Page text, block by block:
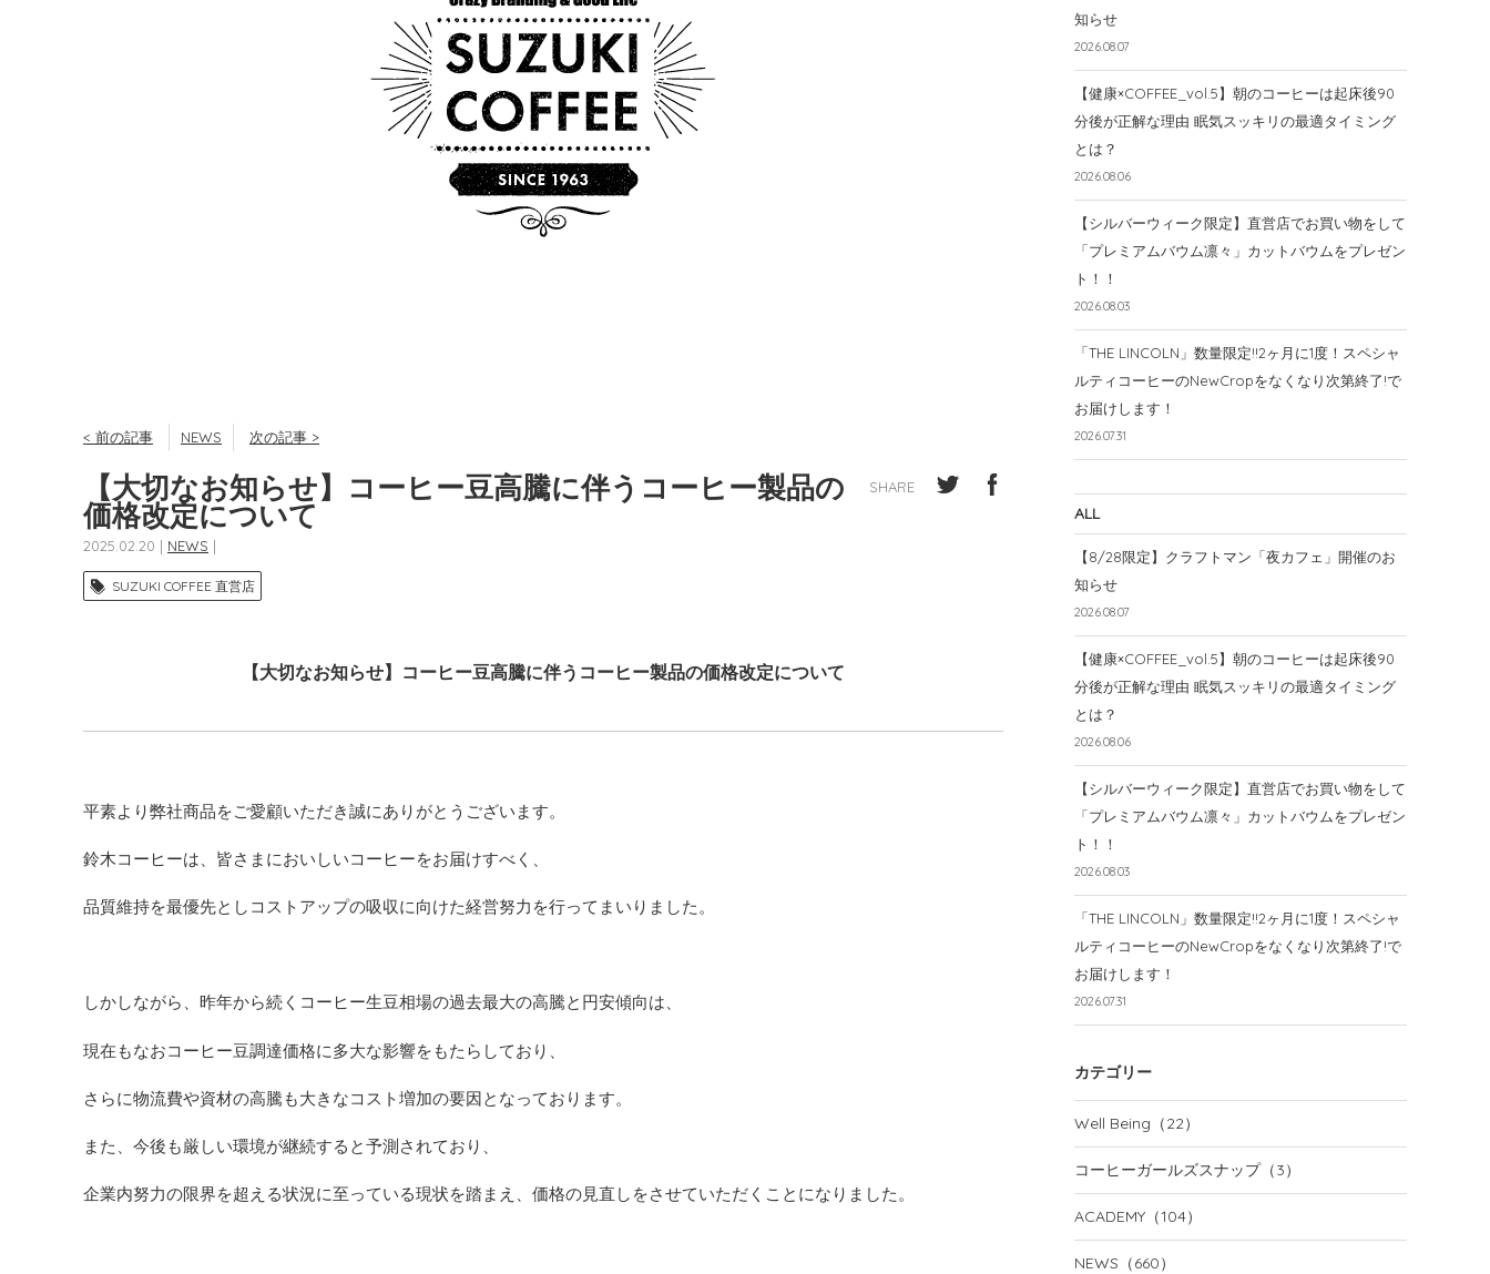
< 前の記事 NEWS 次の記事 >
【大切なお知らせ】コーヒー豆高騰に伴うコーヒー製品の
価格改定について
2025.02.20 | NEWS |
SHARE
SUZUKI COFFEE 直営店
【大切なお知らせ】コーヒー豆高騰に伴うコーヒー製品の価格改定について
平素より弊社商品をご愛顧いただき誠にありがとうございます。
鈴木コーヒーは、皆さまにおいしいコーヒーをお届けすべく、
品質維持を最優先としコストアップの吸収に向けた経営努力を行ってまいりました。
しかしながら、昨年から続くコーヒー生豆相場の過去最大の高騰と円安傾向は、
現在もなおコーヒー豆調達価格に多大な影響をもたらしており、
さらに物流費や資材の高騰も大きなコスト増加の要因となっております。
また、今後も厳しい環境が継続すると予測されており、
企業内努力の限界を超える状況に至っている現状を踏まえ、価格の見直しをさせていただくことになりました。
知らせ
2026.08.07
【健康×COFFEE_vol.5】朝のコーヒーは起床後90
分後が正解な理由 眠気スッキリの最適タイミング
とは？
2026.08.06
【シルバーウィーク限定】直営店でお買い物をして
「プレミアムバウム凛々」カットバウムをプレゼン
ト！！
2026.08.03
「THE LINCOLN」数量限定!!2ヶ月に1度！スペシャ
ルティコーヒーのNewCropをなくなり次第終了!で
お届けします！
2026.07.31
ALL
【8/28限定】クラフトマン「夜カフェ」開催のお
知らせ
2026.08.07
【健康×COFFEE_vol.5】朝のコーヒーは起床後90
分後が正解な理由 眠気スッキリの最適タイミング
とは？
2026.08.06
【シルバーウィーク限定】直営店でお買い物をして
「プレミアムバウム凛々」カットバウムをプレゼン
ト！！
2026.08.03
「THE LINCOLN」数量限定!!2ヶ月に1度！スペシャ
ルティコーヒーのNewCropをなくなり次第終了!で
お届けします！
2026.07.31
カテゴリー
Well Being （22）
コーヒーガールズスナップ（3）
ACADEMY （104）
NEWS （660）